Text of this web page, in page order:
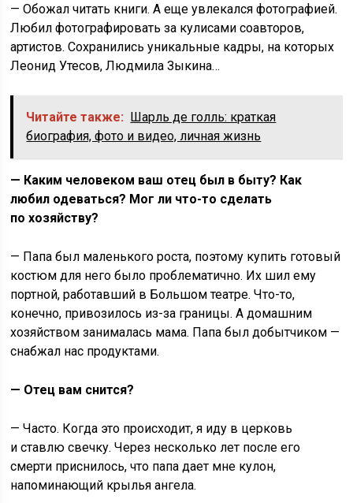
— Обожал читать книги. А еще увлекался фотографией.
Любил фотографировать за кулисами соавторов,
артистов. Сохранились уникальные кадры, на которых
Леонид Утесов, Людмила Зыкина…
Читайте также: Шарль де голль: краткая
биография, фото и видео, личная жизнь
— Каким человеком ваш отец был в быту? Как
любил одеваться? Мог ли что-то сделать
по хозяйству?
— Папа был маленького роста, поэтому купить готовый
костюм для него было проблематично. Их шил ему
портной, работавший в Большом театре. Что-то,
конечно, привозилось из-за границы. А домашним
хозяйством занималась мама. Папа был добытчиком —
снабжал нас продуктами.
— Отец вам снится?
— Часто. Когда это происходит, я иду в церковь
и ставлю свечку. Через несколько лет после его
смерти приснилось, что папа дает мне кулон,
напоминающий крылья ангела.